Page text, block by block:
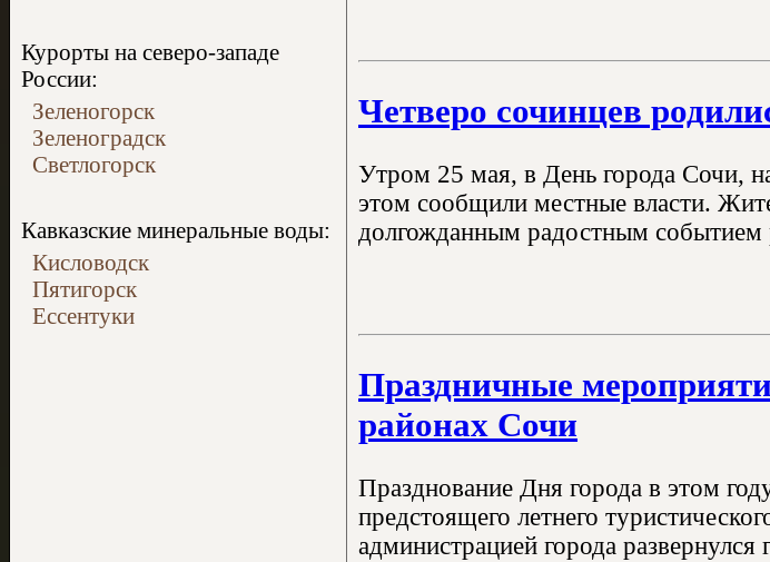
Курорты на северо-западе
России:
Зеленогорск
Зеленоградск
Светлогорск
Кавказские минеральные воды:
Кисловодск
Пятигорск
Ессентуки
Четверо сочинцев
Утром 25 мая, в День города Сочи,
этом сообщили местные власти.
долгожданным радостным событием
Праздничные
районах Сочи
Празднование Дня города в этом
предстоящего летнего
администрацией города